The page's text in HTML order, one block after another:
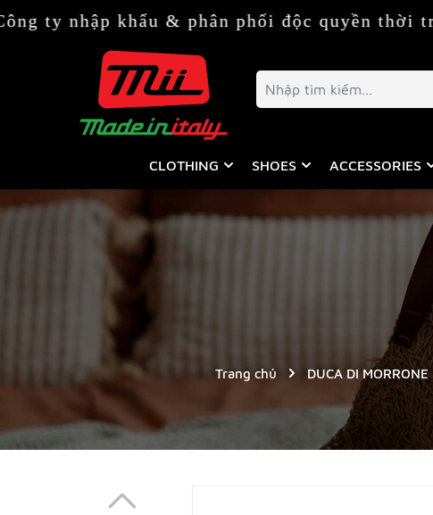
khẩu & phân phối độc quyền thời trang &
CLOTHING SHOES ACCESSORIES
Trang chủ DUCA DI MORRONE